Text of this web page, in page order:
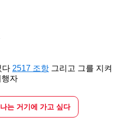
다 2517 조항 그리고 그를 지켜
행자
나는 거기에 가고 싶다